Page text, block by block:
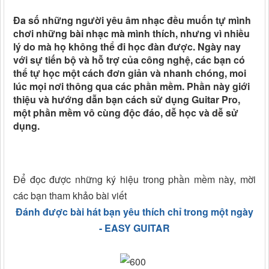
Đa số những người yêu âm nhạc đều muốn tự mình
chơi những bài nhạc mà mình thích, nhưng vì nhiều
lý do mà họ không thể đi học đàn được. Ngày nay
với sự tiến bộ và hỗ trợ của công nghệ, các bạn có
thể tự học một cách đơn giản và nhanh chóng, moi
lúc mọi nơi thông qua các phần mềm. Phần này giới
thiệu và hướng dẫn bạn cách sử dụng Guitar Pro,
một phần mềm vô cùng độc đáo, dễ học và dễ sử
dụng.
Để đọc được những ký hiệu trong phần mềm này, mời
các bạn tham khảo bài viết
Đánh được bài hát bạn yêu thích chỉ trong một ngày
- EASY GUITAR